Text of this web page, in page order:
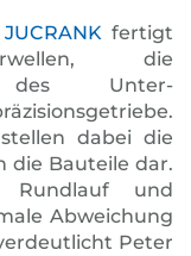
JUCRANK fertigt
die
des Unter­
dabei die
die Bauteile dar.
Rundlauf und
Abweichung
Peter